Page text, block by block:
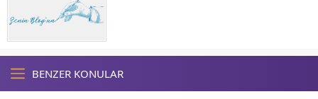
BENZER KONULAR